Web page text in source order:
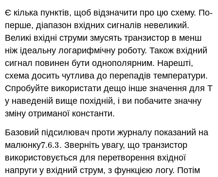
Є кілька пунктів, щоб відзначити про цю схему. По-
перше, діапазон вхідних сигналів невеликий.
Великі вхідні струми змусять транзистор в менш
ніж ідеальну логарифмічну роботу. Також вхідний
сигнал повинен бути однополярним. Нарешті,
схема досить чутлива до перепадів температури.
Спробуйте використати дещо інше значення для T
у наведеній вище похідній, і ви побачите значну
зміну отриманої константи.
Базовий підсилювач проти журналу показаний на
малюнку7.6.3
7.6.3. Зверніть увагу, що транзистор
використовується для перетворення вхідної
напруги у вхідний струм, з функцією логу. Потім